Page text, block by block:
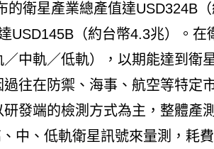
衛星產業總產值達USD324B
USD145B（約台幣4.3兆）。在
中軌／低軌），以期能達到衛
往在防禦、海事、航空等特定
發端的檢測方式為主，整體產
中、低軌衛星訊號來量測，耗